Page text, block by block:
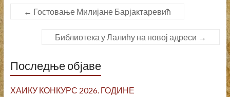
← Гостовање Милијане Барјактаревић
Библиотека у Лалићу на новој адреси →
Последње објаве
ХАИКУ КОНКУРС 2026. ГОДИНЕ